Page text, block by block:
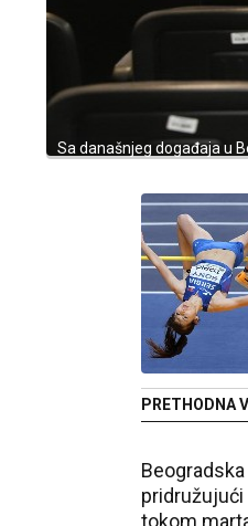
Sa današnjeg događaja u
PRETHODNA
pridružujući
tokom